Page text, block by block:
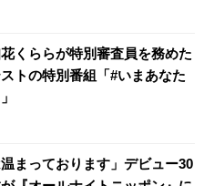
くららが特別審査員を務めた
トの特別番組「#いまあなた
温まっております」デビュー30